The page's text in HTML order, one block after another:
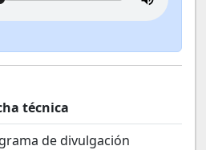
técnica
de divulgación